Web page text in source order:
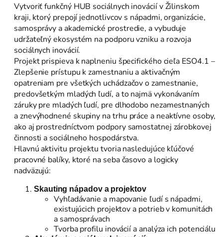
Vytvoriť funkčný HUB sociálnych inovácií v Žilinskom
kraji, ktorý prepojí jednotlivcov s nápadmi, organizácie,
samosprávy a akademické prostredie, a vybuduje
udržateľný ekosystém na podporu vzniku a rozvoja
sociálnych inovácií.
Projekt prispieva k naplneniu špecifického cieľa ESO4.1 –
Zlepšenie prístupu k zamestnaniu a aktivačným
opatreniam pre všetkých uchádzačov o zamestnanie,
predovšetkým mladých ľudí, a to najmä vykonávaním
záruky pre mladých ľudí, pre dlhodobo nezamestnaných
a znevýhodnené skupiny na trhu práce a neaktívne osoby,
ako aj prostredníctvom podpory samostatnej zárobkovej
činnosti a sociálneho hospodárstva.
Hlavnú aktivitu projektu tvoria nasledujúce kľúčové
pracovné balíky, ktoré na seba časovo a logicky
nadväzujú:
Skauting nápadov a projektov
Vyhľadávanie a mapovanie ľudí s nápadmi,
existujúcich projektov a potrieb v komunitách
a samosprávach
Tvorba profilu inovácií a analýza ich potenciálu